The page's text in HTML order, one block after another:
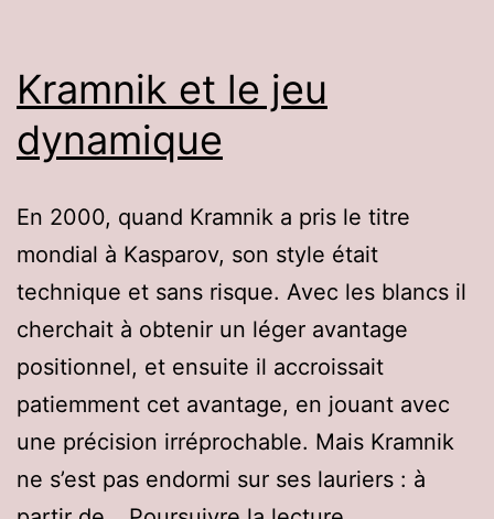
Kramnik et le jeu
dynamique
En 2000, quand Kramnik a pris le titre
mondial à Kasparov, son style était
technique et sans risque. Avec les blancs il
cherchait à obtenir un léger avantage
positionnel, et ensuite il accroissait
patiemment cet avantage, en jouant avec
une précision irréprochable. Mais Kramnik
ne s’est pas endormi sur ses lauriers : à